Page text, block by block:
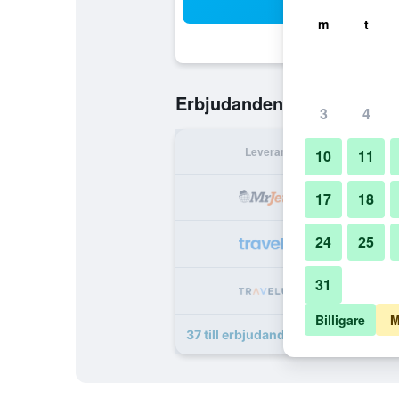
Erbjudanden från2 246 kr
Leverantör
37 till erbjudanden för Jumeirah
m t
3 4
10 11
17 18
24 25
31
Billigare